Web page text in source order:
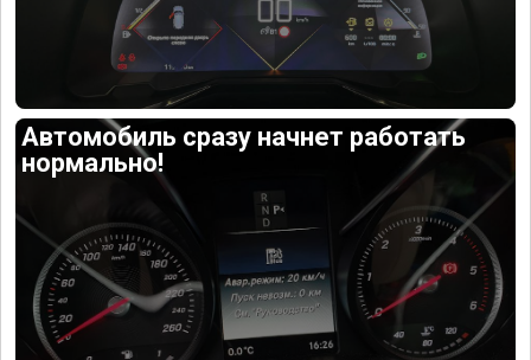
Автомобиль сразу начнет работать
нормально!